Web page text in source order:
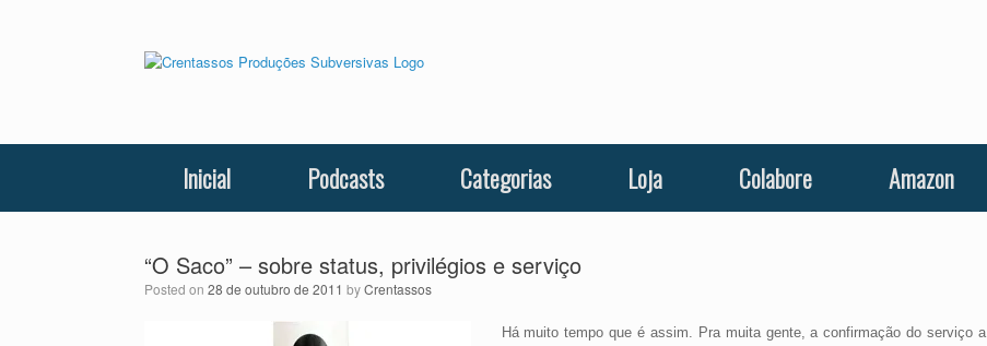
Inicial Podcasts Categorias Loja Colabore Amazon
“O Saco” – sobre status, privilégios e serviço
Posted on 28 de outubro de 2011 byCrentassos
Há muito tempo que é assim. Pra muita gente, a confirmação do serviço a